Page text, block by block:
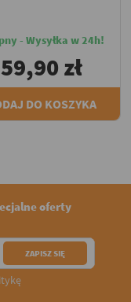
- Wysyłka w 24h!
59,90 zł
DO KOSZYKA
oferty